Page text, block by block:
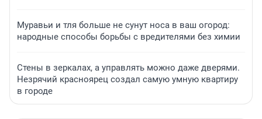
Муравьи и тля больше не сунут носа в ваш огород:
народные способы борьбы с вредителями без химии
Стены в зеркалах, а управлять можно даже дверями.
Незрячий красноярец создал самую умную квартиру
в городе